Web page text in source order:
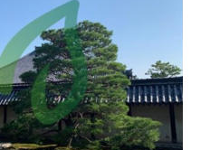
nipponico a
tua!